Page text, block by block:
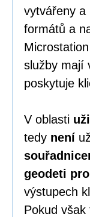
vytvářeny a
formátů a
služby mají
poskytuje
V oblasti
tedy není
geodeti
výstupech
Pokud